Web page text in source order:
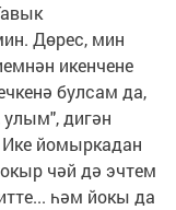
Дөрес, мин
икенчене
булсам да,
дигән
йомыркадан
чәй дә эчтем
һәм йокы да